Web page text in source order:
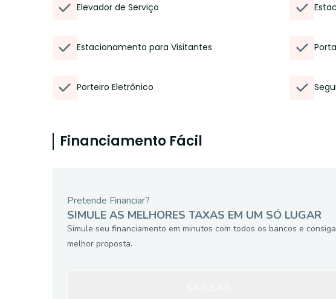
Elevador de Serviço
Estacionamento para Visitantes
Porteiro Eletrônico
Financiamento Fácil
Pretende Financiar?
SIMULE AS MELHORES TAXAS EM UM SÓ LUGAR
Simule seu financiamento em minutos com todos os bancos e
melhor proposta.